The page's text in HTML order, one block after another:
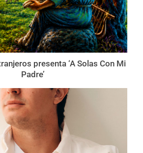
presenta ‘A Solas Con Mi
Padre’